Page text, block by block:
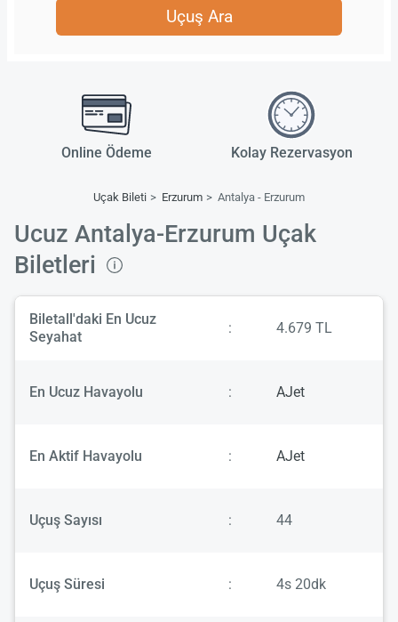
Uçuş Ara
Online Ödeme Kolay Rezervasyon
Uçak Bileti Erzurum Antalya - Erzurum
Ucuz Antalya-Erzurum Uçak
Biletleri
Biletall'daki En Ucuz
Seyahat
: 4.679 TL
En Ucuz Havayolu : AJet
En Aktif Havayolu : AJet
Uçuş Sayısı : 44
Uçuş Süresi : 4s 20dk